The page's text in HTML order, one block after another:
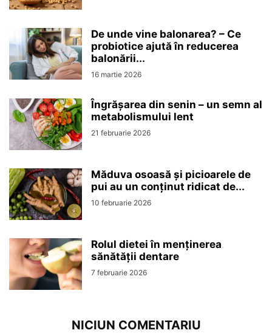
De unde vine balonarea? – Ce
probiotice ajută în reducerea
balonării...
16 martie 2026
Îngrășarea din senin – un semn al
metabolismului lent
21 februarie 2026
Măduva osoasă și picioarele de
pui au un conținut ridicat de...
10 februarie 2026
Rolul dietei în menținerea
sănătății dentare
7 februarie 2026
NICIUN COMENTARIU